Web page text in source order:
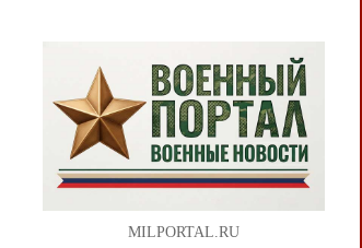
MILPORTAL.RU